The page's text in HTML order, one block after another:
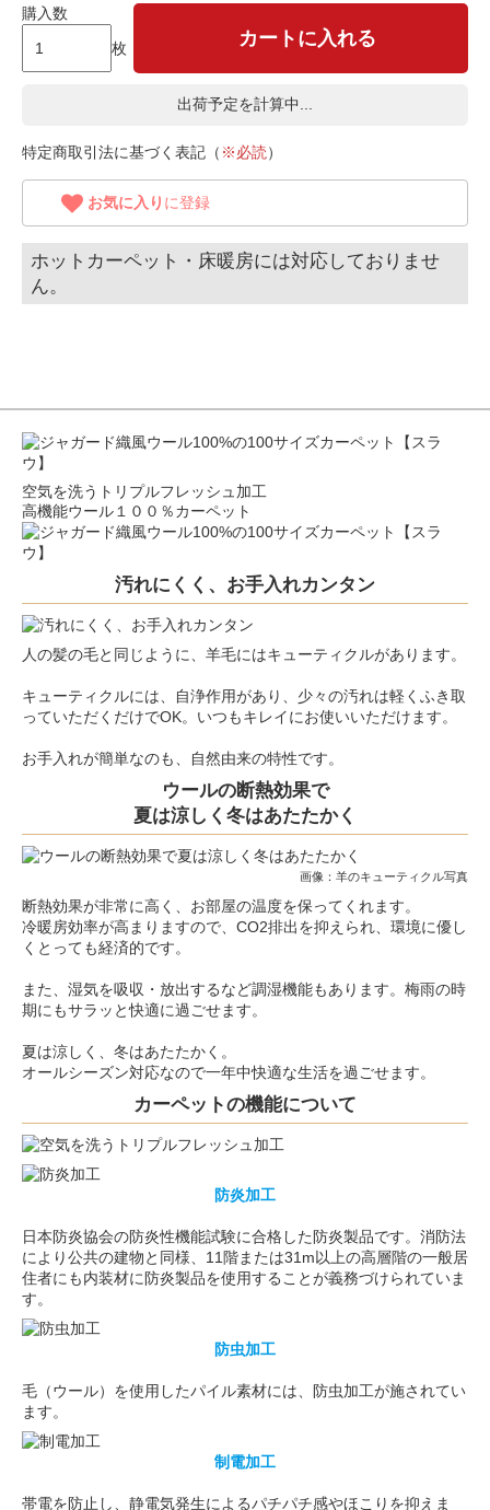
購入数
枚
カートに入れる
出荷予定を計算中...
特定商取引法に基づく表記（ ※必読）
お気に入り に登録
ホットカーペット・床暖房には対応しておりませ
ん。
空気を洗うトリプルフレッシュ加工
高機能ウール１００％カーペット
汚れにくく、お手入れカンタン
人の髪の毛と同じように、羊毛にはキューティクルがあります。
キューティクルには、自浄作用があり、少々の汚れは軽くふき取
っていただくだけでOK。いつもキレイにお使いいただけます。
お手入れが簡単なのも、自然由来の特性です。
ウールの断熱効果で
夏は涼しく冬はあたたかく
画像：羊のキューティクル写真
断熱効果が非常に高く、お部屋の温度を保ってくれます。
冷暖房効率が高まりますので、CO2排出を抑えられ、環境に優し
くとっても経済的です。
また、湿気を吸収・放出するなど調湿機能もあります。梅雨の時
期にもサラッと快適に過ごせます。
夏は涼しく、冬はあたたかく。
オールシーズン対応なので一年中快適な生活を過ごせます。
カーペットの機能について
防炎加工
日本防炎協会の防炎性機能試験に合格した防炎製品です。消防法
により公共の建物と同様、11階または31m以上の高層階の一般居
住者にも内装材に防炎製品を使用することが義務づけられていま
す。
防虫加工
毛（ウール）を使用したパイル素材には、防虫加工が施されてい
ます。
制電加工
帯電を防止し、静電気発生によるパチパチ感やほこりを抑えま